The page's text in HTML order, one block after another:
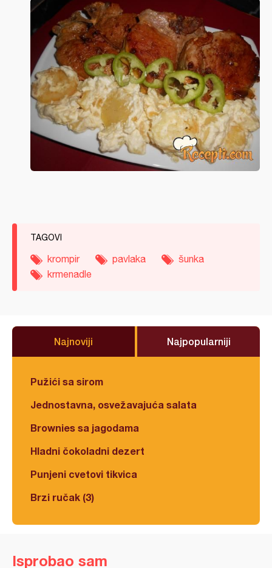
TAGOVI
krompir pavlaka
šunka
krmenadle
Najnoviji Najpopularniji
Pužići sa sirom
Jednostavna, osvežavajuća salata
Brownies sa jagodama
Hladni čokoladni dezert
Punjeni cvetovi tikvica
Brzi ručak (3)
Isprobao sam